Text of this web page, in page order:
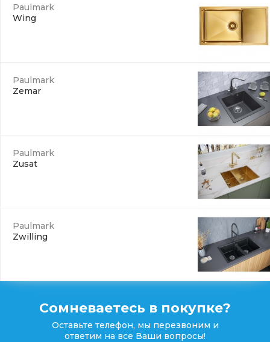
Paulmark
Wing
Paulmark
Zemar
Paulmark
Zusat
Paulmark
Zwilling
Сомневаетесь в покупке?
Оставьте телефон, мы перезвоним и
ответим на все Ваши вопросы!